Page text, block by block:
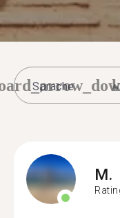
M.